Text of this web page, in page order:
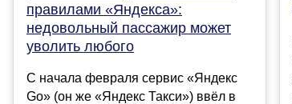
правилами «Яндекса»:
недовольный пассажир может
уволить любого
С начала февраля сервис «Яндекс
Go» (он же «Яндекс Такси») ввёл в